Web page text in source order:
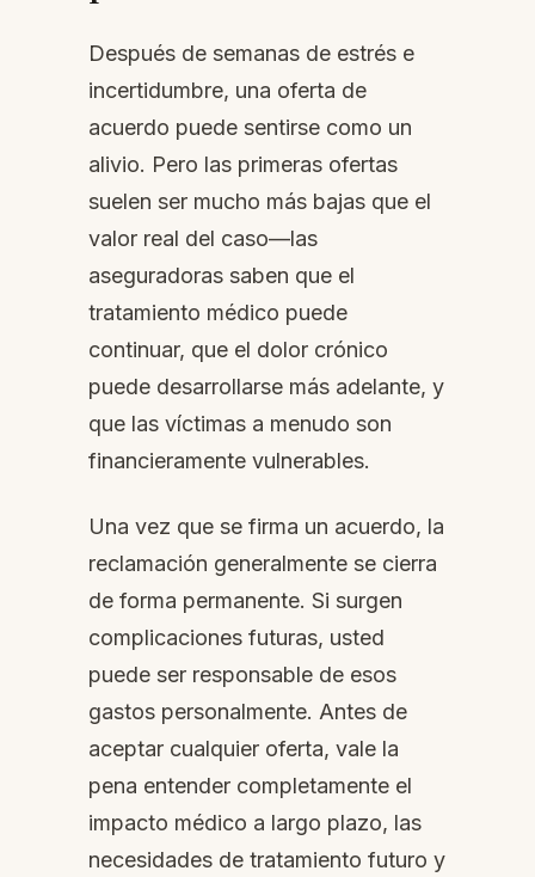
Después de semanas de estrés e
incertidumbre, una oferta de
acuerdo puede sentirse como un
alivio. Pero las primeras ofertas
suelen ser mucho más bajas que el
valor real del caso—las
aseguradoras saben que el
tratamiento médico puede
continuar, que el dolor crónico
puede desarrollarse más adelante, y
que las víctimas a menudo son
financieramente vulnerables.
Una vez que se firma un acuerdo, la
reclamación generalmente se cierra
de forma permanente. Si surgen
complicaciones futuras, usted
puede ser responsable de esos
gastos personalmente. Antes de
aceptar cualquier oferta, vale la
pena entender completamente el
impacto médico a largo plazo, las
necesidades de tratamiento futuro y